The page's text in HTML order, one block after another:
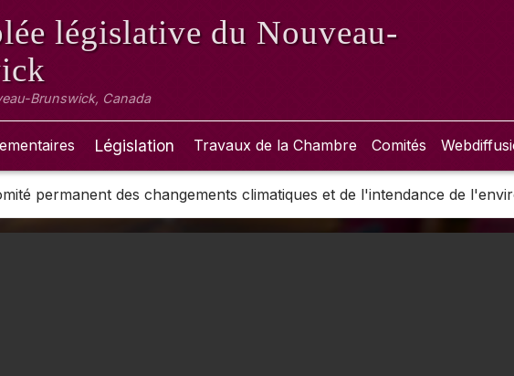
législative du Nouveau-
Brunswick, Canada
Législation Travaux de la Chambre Comités
permanent des changements climatiques et de l'intendance de